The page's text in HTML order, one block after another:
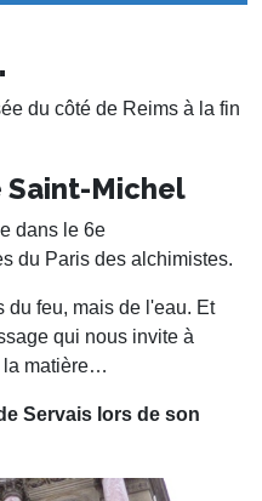
du côté de Reims à la fin
Saint-Michel
dans le 6e
du Paris des alchimistes.
du feu, mais de l'eau. Et
qui nous invite à
la matière…
Servais lors de son